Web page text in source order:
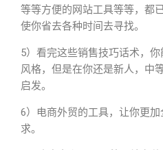
等等方便的网站工具等等，都
使你省去各种时间去寻找。
5）看完这些销售技巧话术，
风格，但是在你还是新人，中
启发。
6）电商外贸的工具，让你更
求。